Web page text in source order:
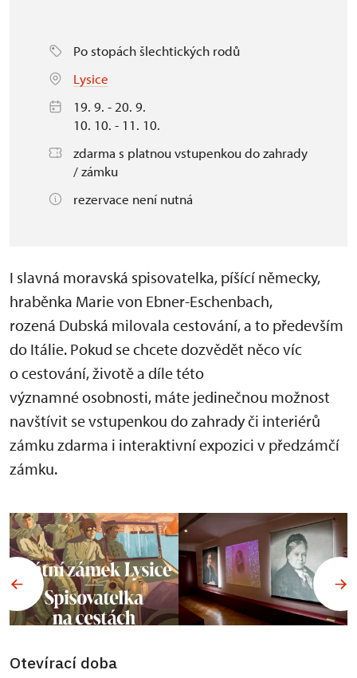
Po stopách šlechtických rodů
Lysice
19. 9. - 20. 9.
10. 10. - 11. 10.
zdarma s platnou vstupenkou do zahrady
/ zámku
rezervace není nutná
I slavná moravská spisovatelka, píšící německy,
hraběnka Marie von Ebner-Eschenbach,
rozená Dubská milovala cestování, a to především
do Itálie. Pokud se chcete dozvědět něco víc
o cestování, životě a díle této
významné osobnosti, máte jedinečnou možnost
navštívit se vstupenkou do zahrady či interiérů
zámku zdarma i interaktivní expozici v předzámčí
zámku.
Otevírací doba